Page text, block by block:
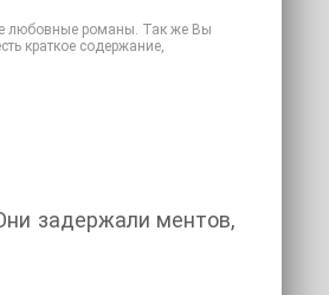
любовные романы. Так же Вы
краткое содержание,
задержали ментов,